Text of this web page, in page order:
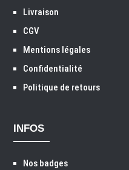
Livraison
CGV
Mentions légales
Confidentialité
Politique de retours
INFOS
Nos badges